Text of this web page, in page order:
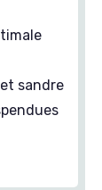
sandre